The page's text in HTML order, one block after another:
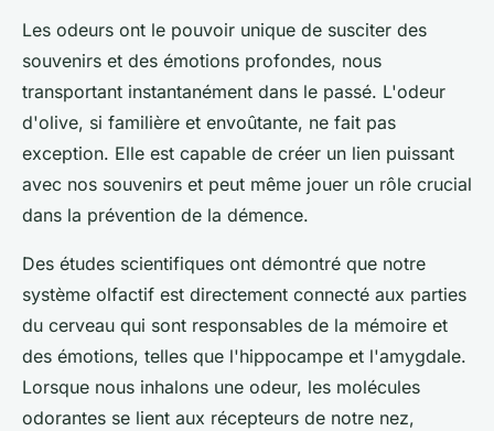
Les odeurs ont le pouvoir unique de susciter des
souvenirs et des émotions profondes, nous
transportant instantanément dans le passé. L'odeur
d'olive, si familière et envoûtante, ne fait pas
exception. Elle est capable de créer un lien puissant
avec nos souvenirs et peut même jouer un rôle crucial
dans la prévention de la démence.
Des études scientifiques ont démontré que notre
système olfactif est directement connecté aux parties
du cerveau qui sont responsables de la mémoire et
des émotions, telles que l'hippocampe et l'amygdale.
Lorsque nous inhalons une odeur, les molécules
odorantes se lient aux récepteurs de notre nez,